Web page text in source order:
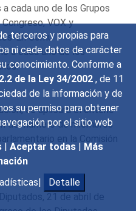
terceros y propias para
ni cede datos de carácter
conocimiento. Conforme a
de la Ley 34/2002 , de 11
de la información y de
su permiso para obtener
por el sitio web
| Aceptar todas | Más
Detalle
cada uno de los Grupos
VOX y
En Comú
a cada uno de los
se aplicará el criterio
del número de miembros
en la Comisión
21 de abril de